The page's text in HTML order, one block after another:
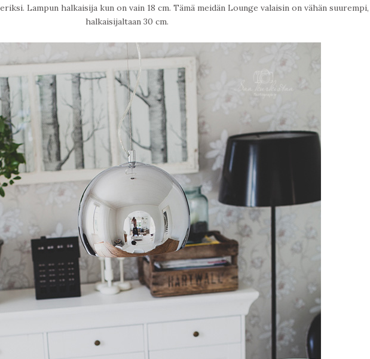
Lampun halkaisija kun on vain 18 cm. Tämä meidän Lounge valaisin on vähän suurempi,
halkaisijaltaan 30 cm.